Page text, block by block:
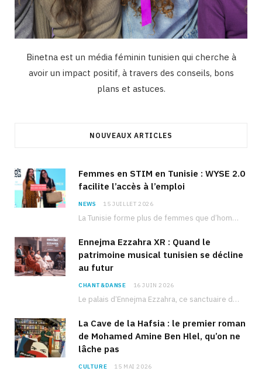
Binetna est un média féminin tunisien qui cherche à
avoir un impact positif, à travers des conseils, bons
plans et astuces.
NOUVEAUX ARTICLES
Femmes en STIM en Tunisie : WYSE 2.0
facilite l’accès à l’emploi
NEWS 15 JUILLET 2026
La Tunisie forme plus de femmes que d’hommes dans les filières scientifiques. Pourtant, pour beaucoup…
Ennejma Ezzahra XR : Quand le
patrimoine musical tunisien se décline
au futur
CHANT&DANSE 16 JUIN 2026
Le palais d’Ennejma Ezzahra, ce sanctuaire de la musique tunisienne et méditerranéenne construit par le…
La Cave de la Hafsia : le premier roman
de Mohamed Amine Ben Hlel, qu’on ne
lâche pas
CULTURE 15 MAI 2026